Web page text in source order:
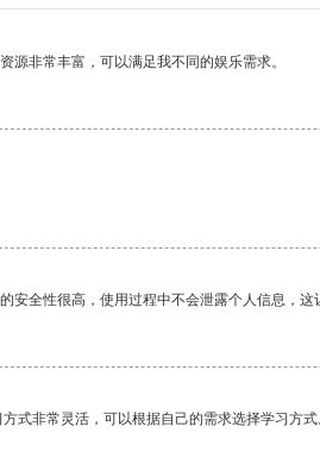
源非常丰富，可以满足我不同的娱乐需求。
安全性很高，使用过程中不会泄露个人信息，
式非常灵活，可以根据自己的需求选择学习方式